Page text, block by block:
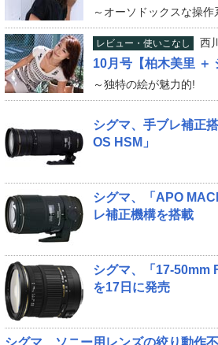
～オーソドックスな操
レビュー・使いこなし 西
10月号【柏木美里 ＋
～独特の絵が魅力的!
シグマ、手ブレ補正
OS HSM」
シグマ、「APO
レ補正機構を搭載
シグマ、「17-50mm
を17日に発売
シグマ、ソニー用レンズの絞り動作